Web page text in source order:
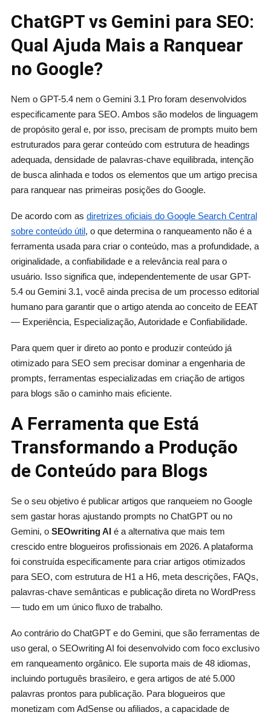
ChatGPT vs Gemini para SEO:
Qual Ajuda Mais a Ranquear
no Google?
Nem o GPT-5.4 nem o Gemini 3.1 Pro foram desenvolvidos
especificamente para SEO. Ambos são modelos de linguagem
de propósito geral e, por isso, precisam de prompts muito bem
estruturados para gerar conteúdo com estrutura de headings
adequada, densidade de palavras-chave equilibrada, intenção
de busca alinhada e todos os elementos que um artigo precisa
para ranquear nas primeiras posições do Google.
De acordo com as diretrizes oficiais do Google Search Central
sobre conteúdo útil, o que determina o ranqueamento não é a
ferramenta usada para criar o conteúdo, mas a profundidade, a
originalidade, a confiabilidade e a relevância real para o
usuário. Isso significa que, independentemente de usar GPT-
5.4 ou Gemini 3.1, você ainda precisa de um processo editorial
humano para garantir que o artigo atenda ao conceito de EEAT
— Experiência, Especialização, Autoridade e Confiabilidade.
Para quem quer ir direto ao ponto e produzir conteúdo já
otimizado para SEO sem precisar dominar a engenharia de
prompts, ferramentas especializadas em criação de artigos
para blogs são o caminho mais eficiente.
A Ferramenta que Está
Transformando a Produção
de Conteúdo para Blogs
Se o seu objetivo é publicar artigos que ranqueiem no Google
sem gastar horas ajustando prompts no ChatGPT ou no
Gemini, o SEOwriting AIé a alternativa que mais tem
crescido entre blogueiros profissionais em 2026. A plataforma
foi construída especificamente para criar artigos otimizados
para SEO, com estrutura de H1 a H6, meta descrições, FAQs,
palavras-chave semânticas e publicação direta no WordPress
— tudo em um único fluxo de trabalho.
Ao contrário do ChatGPT e do Gemini, que são ferramentas de
uso geral, o SEOwriting AI foi desenvolvido com foco exclusivo
em ranqueamento orgânico. Ele suporta mais de 48 idiomas,
incluindo português brasileiro, e gera artigos de até 5.000
palavras prontos para publicação. Para blogueiros que
monetizam com AdSense ou afiliados, a capacidade de